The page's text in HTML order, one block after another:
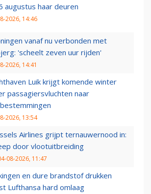
augustus haar deuren
2026, 14:46
vanaf nu verbonden met
'scheelt zeven uur rijden'
2026, 14:41
Luik krijgt komende winter
passagiersvluchten naar
2026, 13:54
Airlines grijpt ternauwernood in:
door vlootuitbreiding
08-2026, 11:47
en dure brandstof drukken
Lufthansa hard omlaag